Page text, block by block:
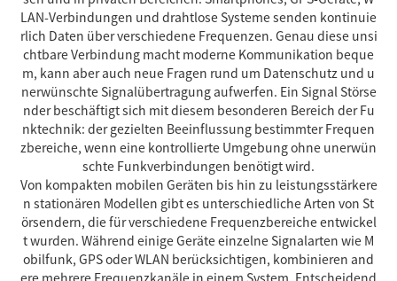
LAN-Verbindungen und drahtlose Systeme senden kontinuie
rlich Daten über verschiedene Frequenzen. Genau diese unsi
chtbare Verbindung macht moderne Kommunikation beque
m, kann aber auch neue Fragen rund um Datenschutz und u
nerwünschte Signalübertragung aufwerfen. Ein Signal Störse
nder beschäftigt sich mit diesem besonderen Bereich der Fu
nktechnik: der gezielten Beeinflussung bestimmter Frequen
zbereiche, wenn eine kontrollierte Umgebung ohne unerwün
schte Funkverbindungen benötigt wird.
Von kompakten mobilen Geräten bis hin zu leistungsstärkere
n stationären Modellen gibt es unterschiedliche Arten von St
örsendern, die für verschiedene Frequenzbereiche entwickel
t wurden. Während einige Geräte einzelne Signalarten wie M
obilfunk, GPS oder WLAN berücksichtigen, kombinieren and
ere mehrere Frequenzkanäle in einem System. Entscheidend